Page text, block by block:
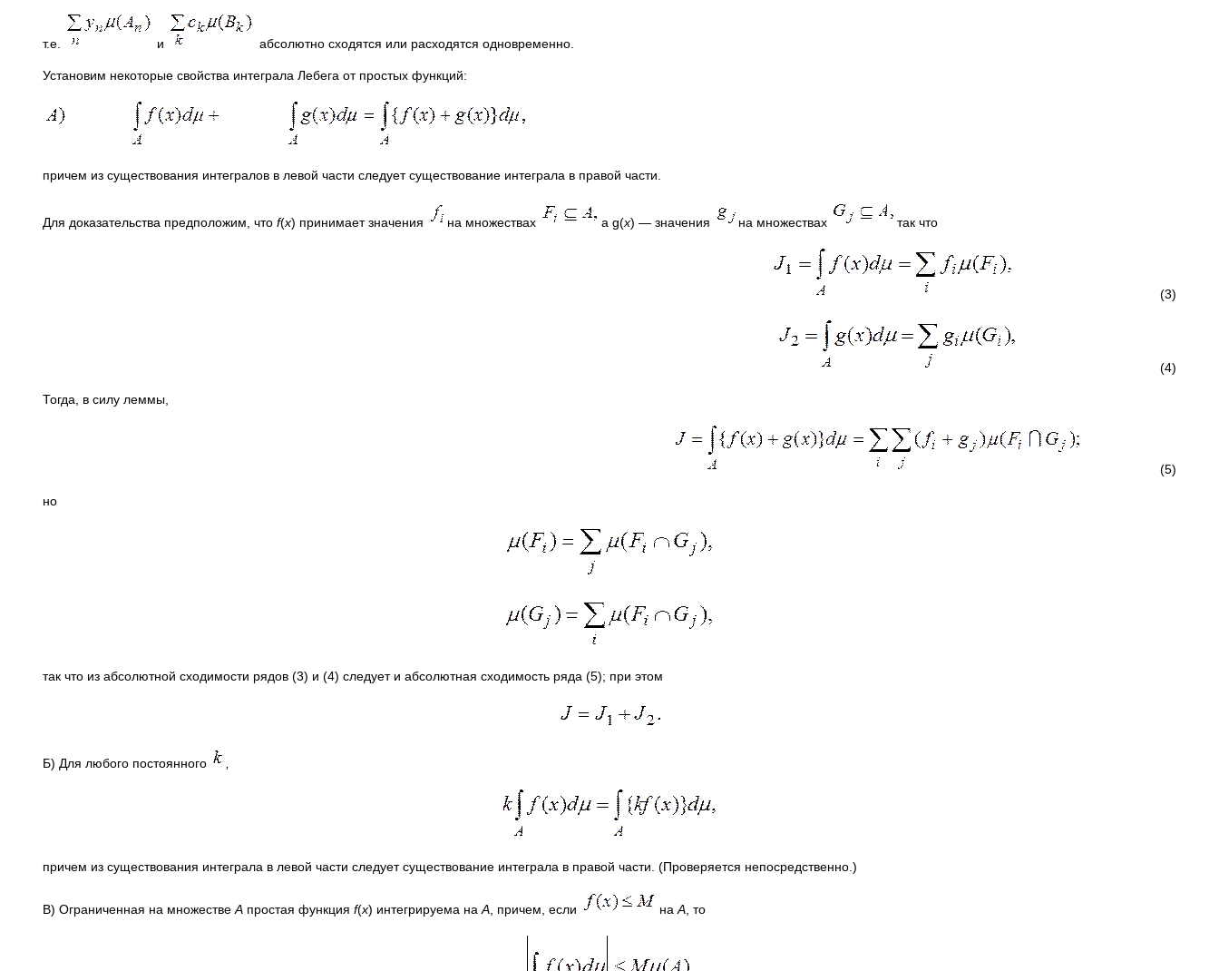
т.е. и абсолютно сходятся или расходятся одновременно.
Установим некоторые свойства интеграла Лебега от простых функций:
причем из существования интегралов в левой части следует существование интеграла в правой части.
Для доказательства предположим, что f(x) принимает значения на множествах а g(х) — значения на множествах так что
(3)
(4)
Тогда, в силу леммы,
(5)
но
так что из абсолютной сходимости рядов (3) и (4) следует и абсолютная сходимость ряда (5); при этом
Б) Для любого постоянного
причем из существования интеграла в левой части следует существование интеграла в правой части. (Проверяется непосредственно.)
В) Ограниченная на множестве А простая функция f(x) интегрируема на A , причем, если на А , то